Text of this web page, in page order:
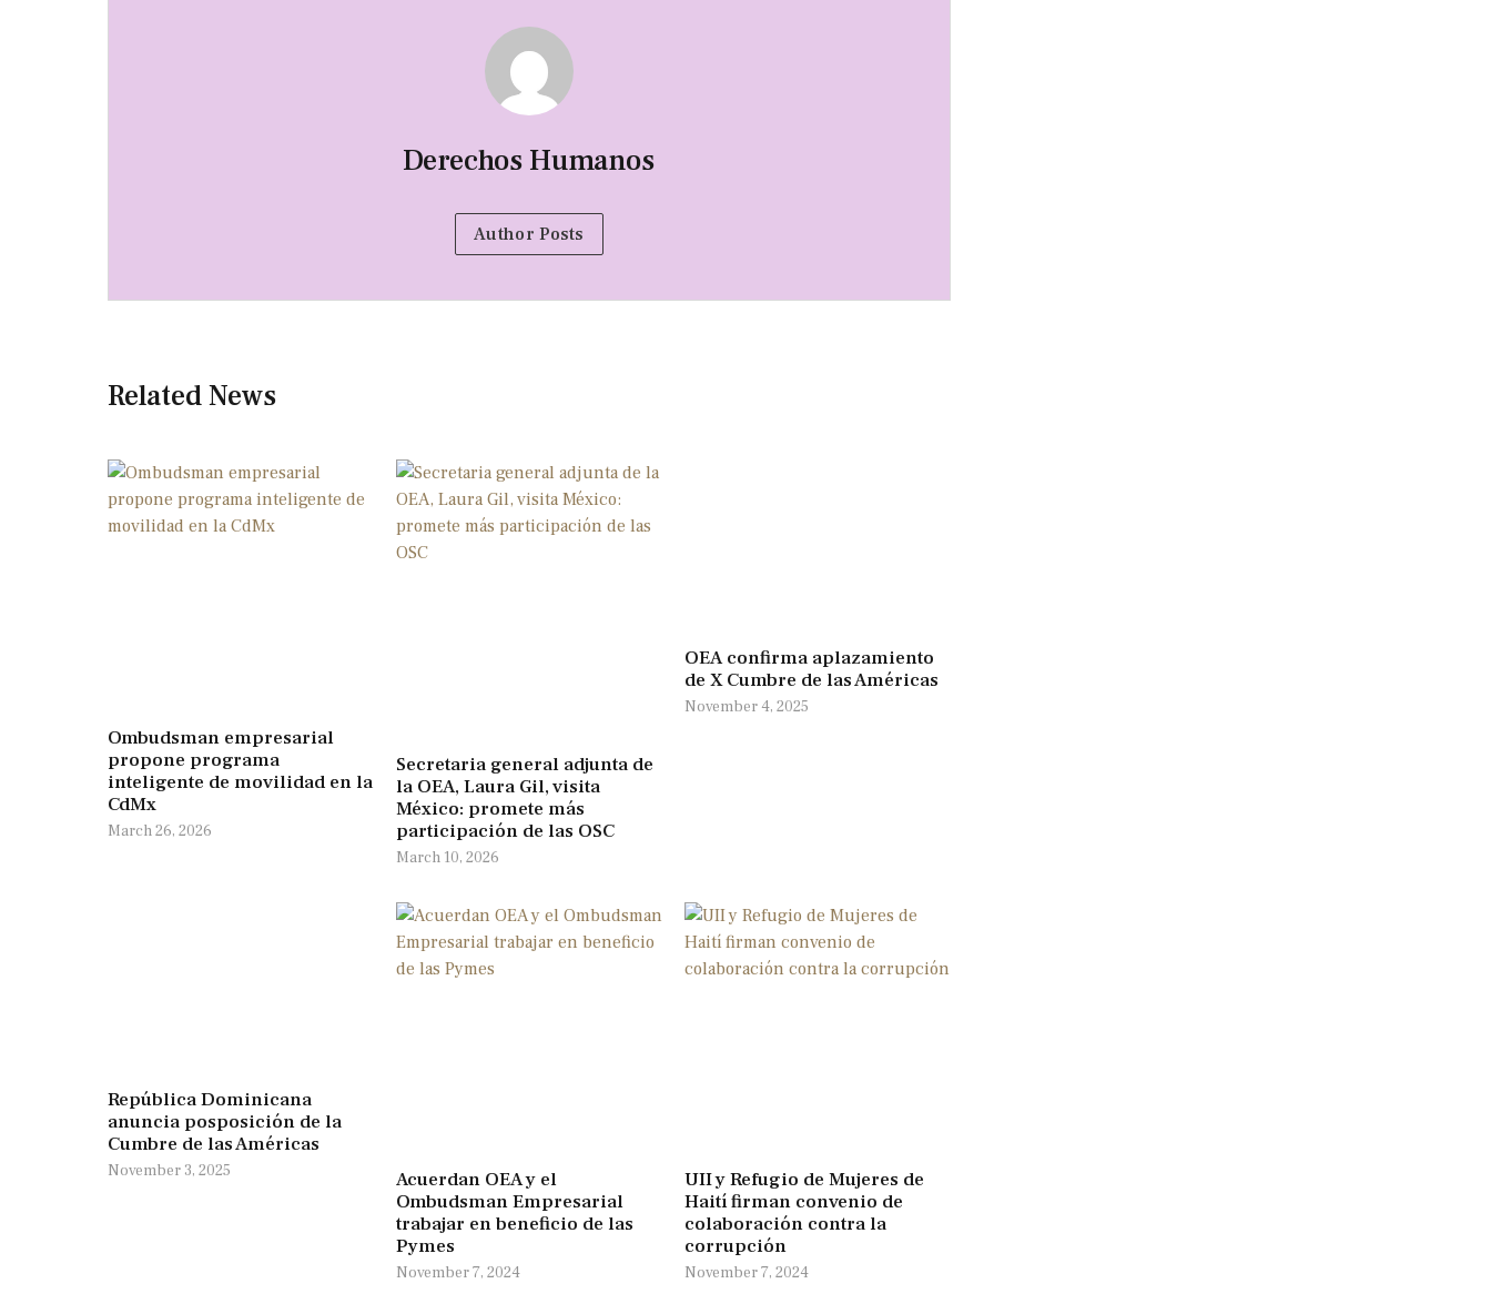
Derechos Humanos
Author Posts
Related News
Ombudsman empresarial
propone programa
inteligente de movilidad en la
CdMx
March 26, 2026
Secretaria general adjunta de
la OEA, Laura Gil, visita
México: promete más
participación de las OSC
March 10, 2026
OEA confirma aplazamiento
de X Cumbre de las Américas
November 4, 2025
República Dominicana
anuncia posposición de la
Cumbre de las Américas
November 3, 2025
Acuerdan OEA y el
Ombudsman Empresarial
trabajar en beneficio de las
Pymes
November 7, 2024
UII y Refugio de Mujeres de
Haití firman convenio de
colaboración contra la
corrupción
November 7, 2024